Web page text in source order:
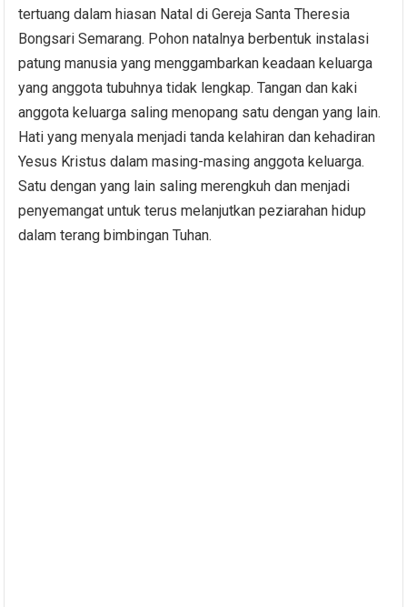
tertuang dalam hiasan Natal di Gereja Santa Theresia
Bongsari Semarang. Pohon natalnya berbentuk instalasi
patung manusia yang menggambarkan keadaan keluarga
yang anggota tubuhnya tidak lengkap. Tangan dan kaki
anggota keluarga saling menopang satu dengan yang lain.
Hati yang menyala menjadi tanda kelahiran dan kehadiran
Yesus Kristus dalam masing-masing anggota keluarga.
Satu dengan yang lain saling merengkuh dan menjadi
penyemangat untuk terus melanjutkan peziarahan hidup
dalam terang bimbingan Tuhan.